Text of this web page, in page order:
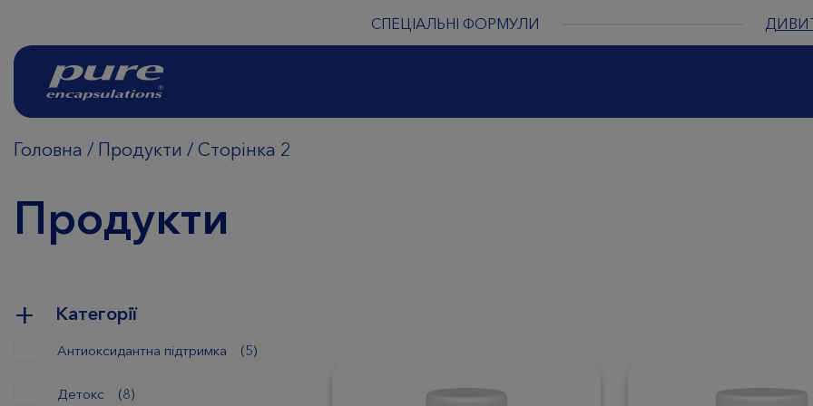
СПЕЦІАЛЬНІ ФОРМУЛИ
Головна / Продукти / Сторінка 2
Продукти
Категорії
Антиоксидантна підтримка (5)
Детокс (8)